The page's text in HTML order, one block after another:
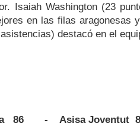
Isaiah Washington (23
en las filas aragonesas
destacó en el
86 - Asisa Joventut